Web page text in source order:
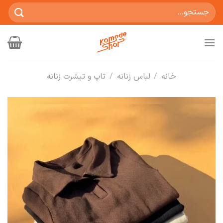
جستجو
برای:
خانه / لباس زنانه / تاپ و تیشرت زنانه